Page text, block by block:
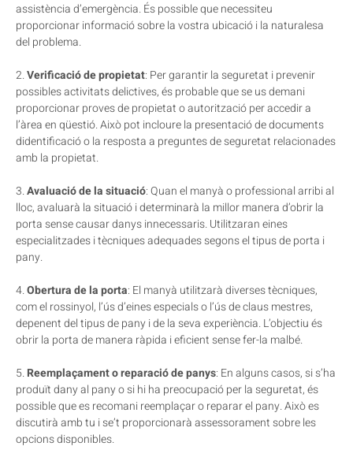
assistència d’emergència. És possible que necessiteu
proporcionar informació sobre la vostra ubicació i la naturalesa
del problema.
2.Verificació de propietat: Per garantir la seguretat i prevenir
possibles activitats delictives, és probable que se us demani
proporcionar proves de propietat o autorització per accedir a
l’àrea en qüestió. Això pot incloure la presentació de documents
didentificació o la resposta a preguntes de seguretat relacionades
amb la propietat.
3.Avaluació de la situació: Quan el manyà o professional arribi al
lloc, avaluarà la situació i determinarà la millor manera d’obrir la
porta sense causar danys innecessaris. Utilitzaran eines
especialitzades i tècniques adequades segons el tipus de porta i
pany.
4.Obertura de la porta: El manyà utilitzarà diverses tècniques,
com el rossinyol, l’ús d’eines especials o l’ús de claus mestres,
depenent del tipus de pany i de la seva experiència. L’objectiu és
obrir la porta de manera ràpida i eficient sense fer-la malbé.
5.Reemplaçament o reparació de panys: En alguns casos, si s’ha
produït dany al pany o si hi ha preocupació per la seguretat, és
possible que es recomani reemplaçar o reparar el pany. Això es
discutirà amb tu i se’t proporcionarà assessorament sobre les
opcions disponibles.